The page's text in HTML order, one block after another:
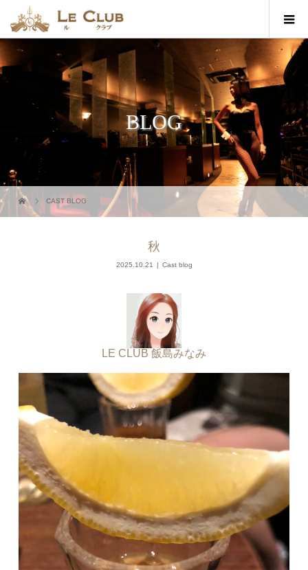
BLOG
CAST BLOG
秋
2025.10.21 Cast blog
LE CLUB 飯島みなみ